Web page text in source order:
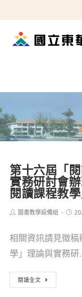
轉
第十六屆「
實務研討會
閱讀課程教
Post圖書教學設備組
Post
相關資訊請見徵
學」理論與實務研
閱讀全文